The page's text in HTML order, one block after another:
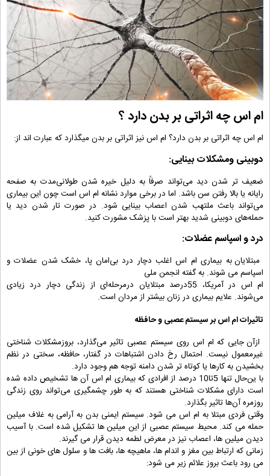
ام اس چه اثراتی بر بدن دارد ؟
ام اس چه اثراتی بر بدن دارد؟ ام اس نیز اثراتی بر بدن میگذارد که عبارت اند از:
دوبینی ومشکلات بینایی:
ضعیف‌ تر شدن دید می‌تواند صرفاً به دلیل خیره شدن طولانی‌مدت به صفحه
رایانه یا بالا رفتن سن باشد. اما در برخی موارد نشانه ام اس است چون این بیماری
می‌تواند باعث ملتهب شدن اعصاب بینایی شود. در صورت تار شدن دید یا
حمله‌های دوبینی شدید بهتر است با پزشک مشورت کنید.
درد و اسپاسم عضلات:
مبتلایان به بیماری ام اس اغلب دچار درد بی‌امان پا، خشک شدن عضلات و
اسپاسم می شوند. به گفته انجمن ملی
‌ام اس در آمریکا، 55درصد مبتلایان درمرحله‌ای از زندگی دچار درد زیادی
می‌شوند. علایم بیماری در زنان بیشتر از مردان است.
تاثیرات ام اس بر سیستم عصبی و حافظه
ازآن جایی که ‌ام اس روی سیستم عصبی تاثیر می‌گذارد، بروزمشکلات شناختی
غیرمعمول نیست. احتمال رخ دادن اشتباهات در گفتار، حافظه، سختی در نظم
بخشیدن به کارها یا کوتاه‌ تر شدن دامنه توجه هم وجود دارد.
با ین‌حال تنها 5تا10 درصد از افرادی که بیماری ام اس آن ها تشخیص داده شده
است دارای مشکلات شناختی هستند که به ‌طور چشمگیری می‌تواند روی زندگی
روزمره آن‌ها تاثیر بگذارد.
وقتی فردی مبتلا به ام اس می شود. سیستم ایمنی بدن به آرامی به غلاف میلین
حمله می کند. محیط سیستم عصبی از این میلین ها تشکیل شده است. با آسیب
دیدن میلین ها، اعصاب نیز در معرض لطمه دیدن قرار می گیرند.
زمانی که ارتباط بین مغز و اندام ها، ماهیچه ها، بافت ها و سلول های خونی از بین
می رود باعث بروز علائم زیر می شود: